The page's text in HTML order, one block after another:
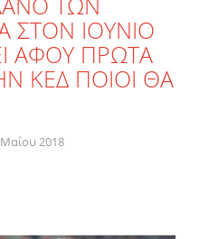
ΣΤΟΝ ΙΟΥΝΙΟ
ΑΦΟΥ ΠΡΩΤΑ
ΚΕΔ ΠΟΙΟΙ ΘΑ
2018